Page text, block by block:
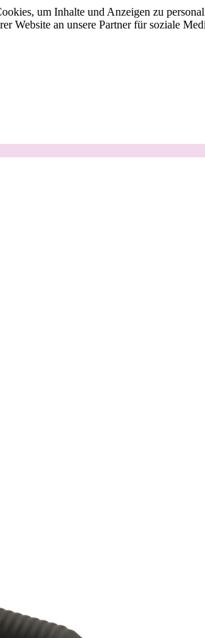
um Inhalte und Anzeigen zu
Website an unsere Partner für soziale Medi